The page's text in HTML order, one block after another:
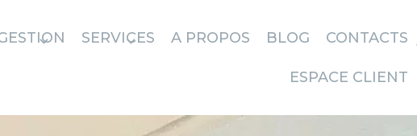
SERVICES A PROPOS BLOG CONTACTS
ESPACE CLIENT